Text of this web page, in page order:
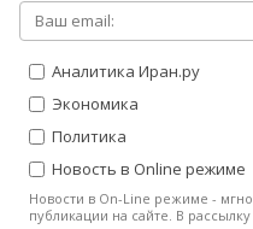
Аналитика Иран.ру
Экономика
Политика
Новость в Online режиме
Новости в On-Line режиме -
публикации на сайте. В